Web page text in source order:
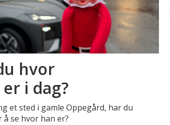
hvor
i dag?
et sted i gamle Oppegård, har du
se hvor han er?